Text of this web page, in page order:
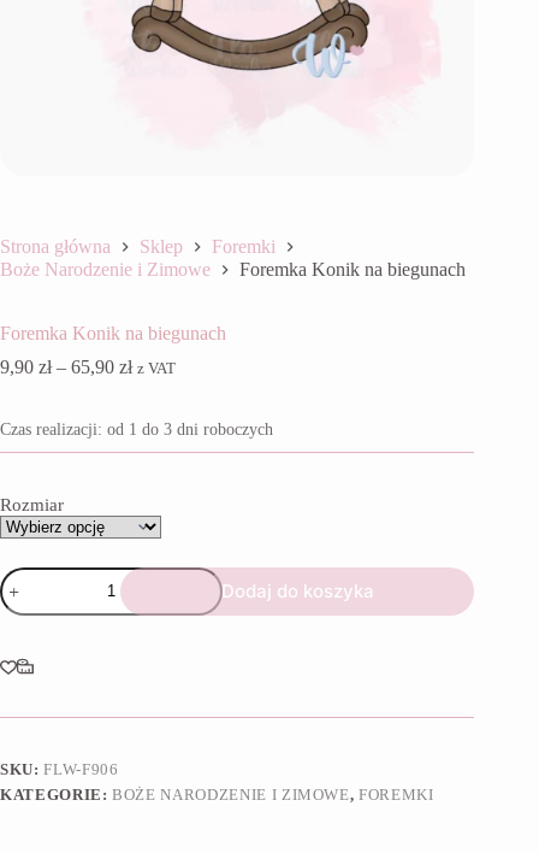
Strona główna Sklep
Foremki
Boże Narodzenie i Zimowe
Foremka Konik na biegunach
Foremka Konik na biegunach
9,90 zł – 65,90 złZakres
9,90 zł
do
z VAT
Czas realizacji: od 1 do 3 dni roboczych
Rozmiar
ilość
Foremka
Konik
biegunach
Dodaj do koszyka
SKU:FLW-F906
KATEGORIE:BOŻE NARODZENIE I ZIMOWE,FOREMKI